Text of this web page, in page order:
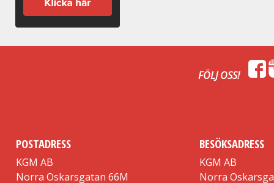
FÖLJ OSS!
POSTADRESS
KGM AB
Norra Oskarsgatan 66M
BESÖKSADRESS
KGM AB
Norra